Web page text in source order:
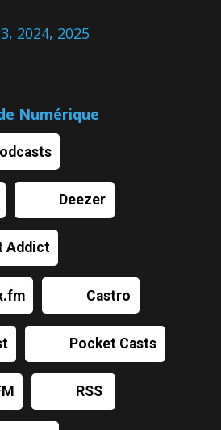
, 2024, 2025
Numérique
Deezer
Addict
Castro
Pocket Casts
RSS